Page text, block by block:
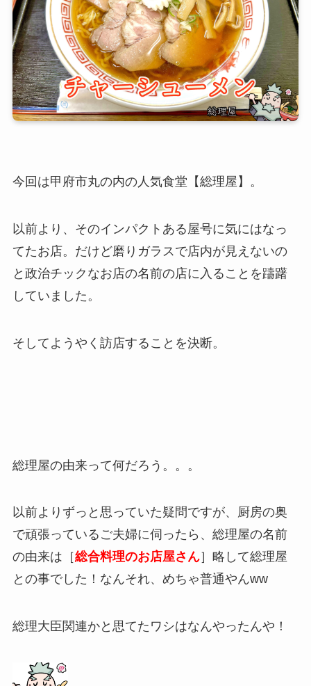
今回は甲府市丸の内の人気食堂【総理屋】。
以前より、そのインパクトある屋号に気にはなっ
てたお店。だけど磨りガラスで店内が見えないの
と政治チックなお店の名前の店に入ることを躊躇
していました。
そしてようやく訪店することを決断。
総理屋の由来って何だろう。。。
以前よりずっと思っていた疑問ですが、厨房の奥
で頑張っているご夫婦に伺ったら、総理屋の名前
の由来は［総合料理のお店屋さん］略して総理屋
との事でした！なんそれ、めちゃ普通やんww
総理大臣関連かと思てたワシはなんやったんや！